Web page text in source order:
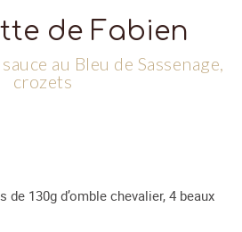
de Fabien
au Bleu de Sassenage,
crozets
130g d’omble chevalier, 4 beaux